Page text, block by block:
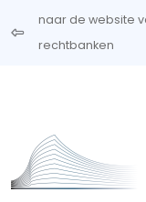
Overslaan en naar
naar de website
rechtbanken